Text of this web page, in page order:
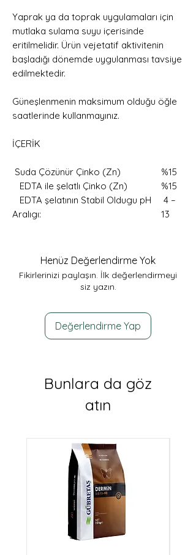
Yaprak ya da toprak uygulamaları için
mutlaka sulama suyu içerisinde
eritilmelidir. Ürün vejetatif aktivitenin
başladığı dönemde uygulanması tavsiye
edilmektedir.
Güneşlenmenin maksimum olduğu öğle
saatlerinde kullanmayınız.
İÇERİK
Suda Çözünür Çinko (Zn)
%15
EDTA ile şelatlı Çinko (Zn)
%15
EDTA şelatının Stabil Oldugu pH
Aralıgı:
4 –
13
Henüz Değerlendirme Yok
Fikirlerinizi paylaşın. İlk değerlendirmeyi
siz yazın.
Değerlendirme Yap
Bunlara da göz
atın